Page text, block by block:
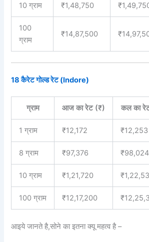
10 ग्राम ₹1,48,750
100
ग्राम
₹14,87,500
18 कैरेट गोल्ड रेट (Indore)
ग्राम आज का रेट (₹) कल का
1 ग्राम ₹12,172 ₹12,253
8 ग्राम ₹97,376 ₹98,024
10 ग्राम ₹1,21,720
100 ग्राम ₹12,17,200
आइये जानते है,सोने का इतना क्यू महत्व है –